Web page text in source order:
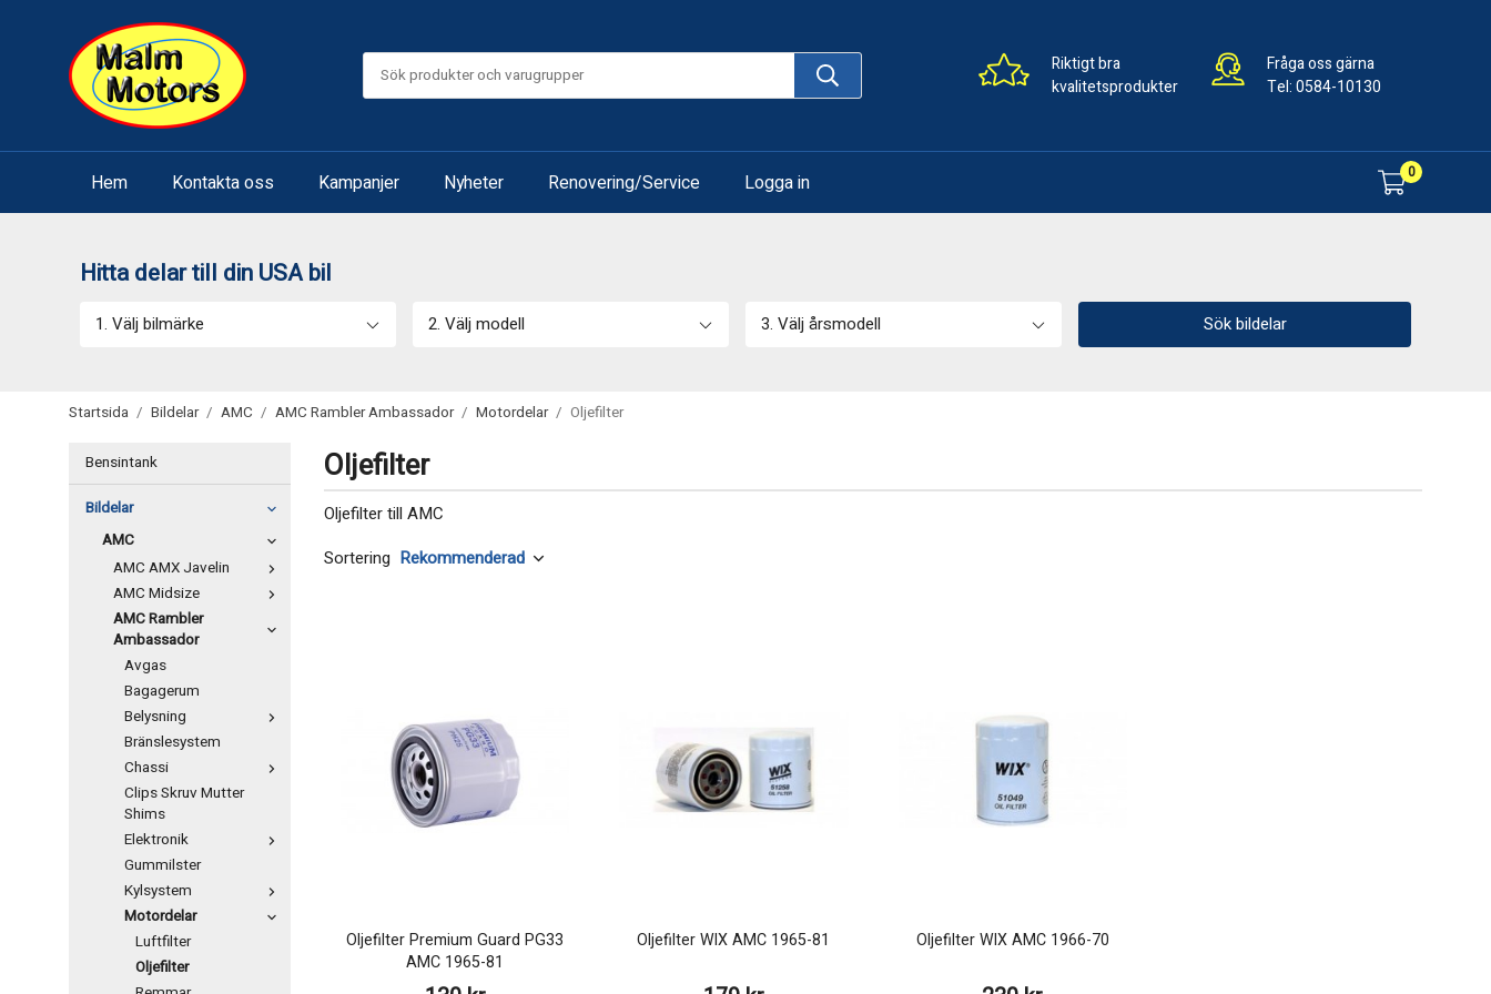
Riktigt bra
kvalitetsprodukter
Fråga oss gärna
Tel:0584-10130
Hem Kontakta oss Kampanjer Nyheter Renovering/Service Logga in 0
Hitta delar till din USA bil
1. Välj bilmärke 2. Välj modell 3. Välj årsmodell Sök bildelar
Startsida / Bildelar / AMC / AMC Rambler Ambassador / Motordelar / Oljefilter
Bensintank
Bildelar
AMC
AMC AMX Javelin
AMC Midsize
AMC Rambler
Ambassador
Avgas
Bagagerum
Belysning
Bränslesystem
Chassi
Clips Skruv Mutter
Shims
Elektronik
Gummilster
Kylsystem
Motordelar
Luftfilter
Oljefilter
Oljefilter
Oljefilter till AMC
Sortering
Oljefilter Premium Guard PG33
AMC 1965-81
Oljefilter WIX AMC 1965-81 Oljefilter WIX AMC 1966-70